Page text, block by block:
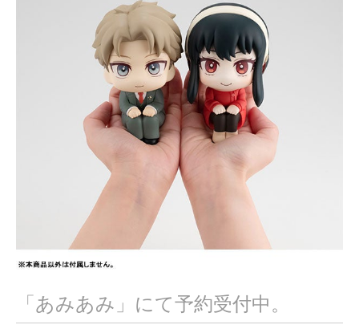
「あみあみ」にて予約受付中。